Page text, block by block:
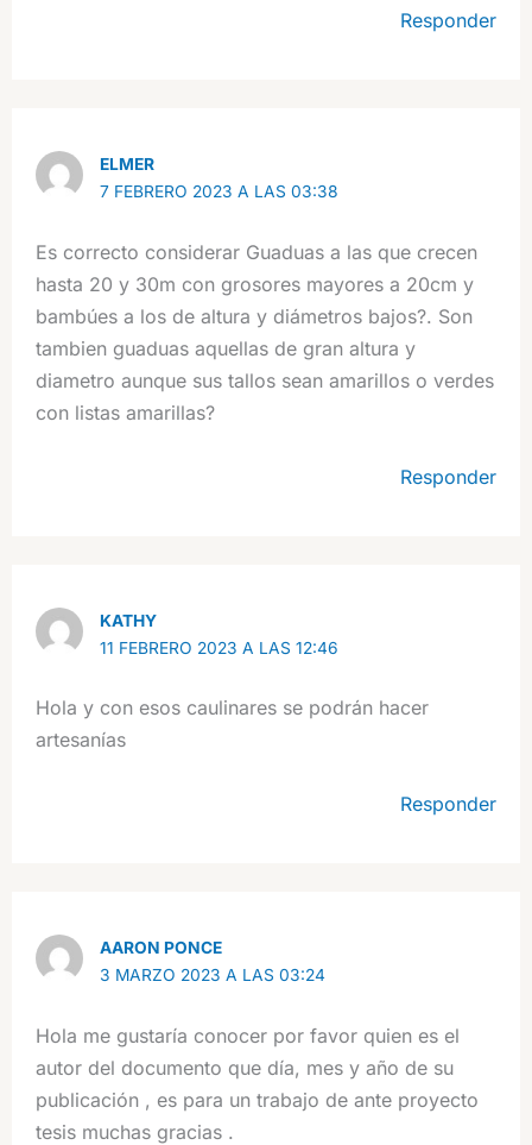
Responder
ELMER
7 FEBRERO 2023 A LAS 03:38
Es correcto considerar Guaduas a las que crecen
hasta 20 y 30m con grosores mayores a 20cm y
bambúes a los de altura y diámetros bajos?. Son
tambien guaduas aquellas de gran altura y
diametro aunque sus tallos sean amarillos o verdes
con listas amarillas?
Responder
KATHY
11 FEBRERO 2023 A LAS 12:46
Hola y con esos caulinares se podrán hacer
artesanías
Responder
AARON PONCE
3 MARZO 2023 A LAS 03:24
Hola me gustaría conocer por favor quien es el
autor del documento que día, mes y año de su
publicación , es para un trabajo de ante proyecto
tesis muchas gracias .